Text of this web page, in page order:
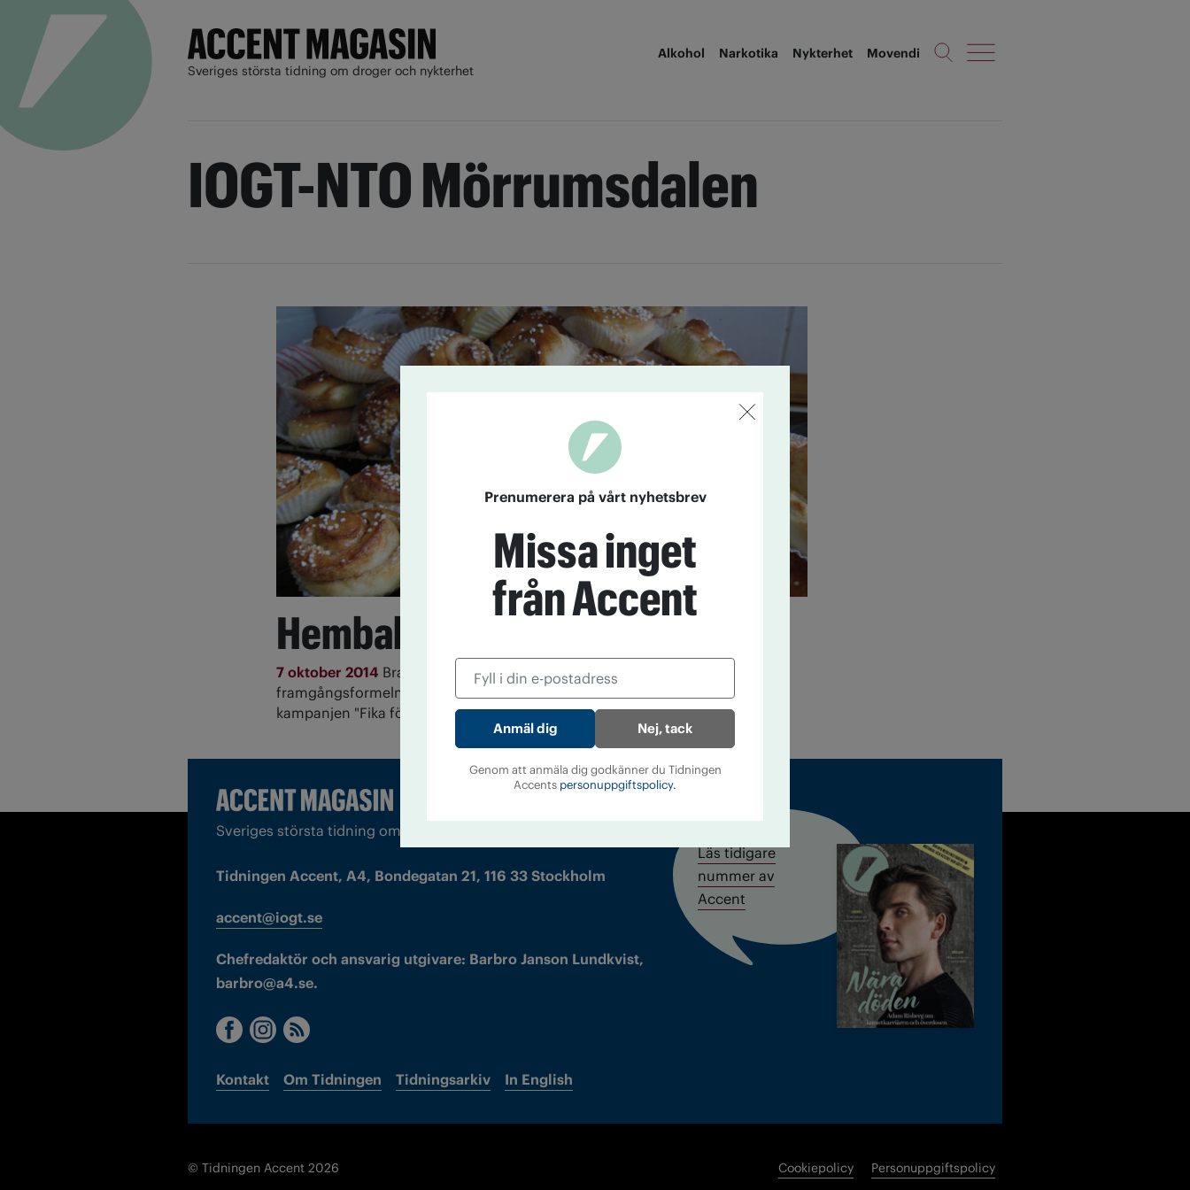
Sveriges största tidning om droger och nykterhet
Alkohol Narkotika Nykterhet Movendi
IOGT-NTO Mörrumsdalen
Hembakt värvar bäst
7 oktober 2014 Bra arrangemang och hembakt fikabröd. Det är
framgångsformeln som lockar flest till IOGT-NTO:s lokaler under
kampanjen "Fika för alla".
Sveriges största tidning om droger och nykterhet
Tidningen Accent, A4, Bondegatan 21, 116 33 Stockholm
accent@iogt.se
Chefredaktör och ansvarig utgivare: Barbro Janson Lundkvist,
barbro@a4.se.
Kontakt Om Tidningen Tidningsarkiv In English
Läs tidigare
nummer av
Accent
© Tidningen Accent 2026 Cookiepolicy Personuppgiftspolicy
Prenumerera på vårt nyhetsbrev
Missa inget
från Accent
Nej, tack
Genom att anmäla dig godkänner du Tidningen
Accents personuppgiftspolicy.